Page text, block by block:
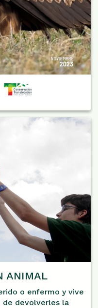
ANIMAL
o enfermo y vive
de devolverles la